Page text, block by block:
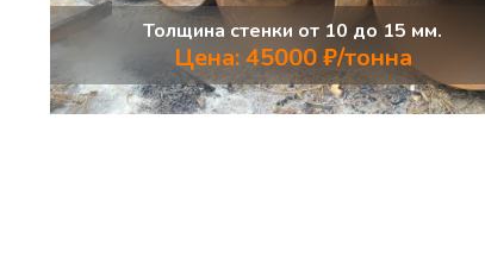
Толщина стенки от 10 до 15 мм.
Цена: 45000 ₽/тонна